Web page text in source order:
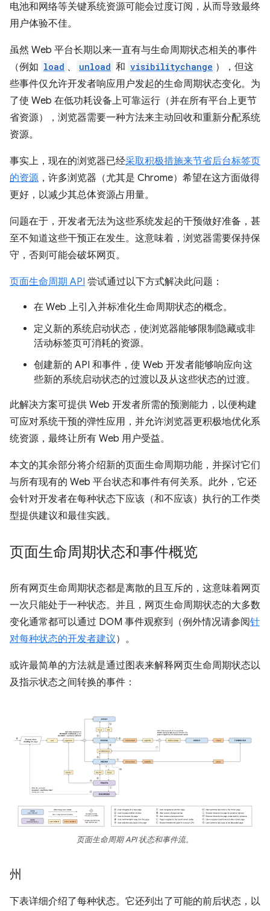
电池和网络等关键系统资源可能会过度订阅，从而导致最终
用户体验不佳。
虽然 Web 平台长期以来一直有与生命周期状态相关的事件
（例如 load 、 unload 和 visibilitychange ），但这
些事件仅允许开发者响应用户发起的生命周期状态变化。为
了使 Web 在低功耗设备上可靠运行（并在所有平台上更节
省资源），浏览器需要一种方法来主动回收和重新分配系统
资源。
事实上，现在的浏览器已经采取积极措施来节省后台标签页
的资源 ，许多浏览器（尤其是 Chrome）希望在这方面做得
更好，以减少其总体资源占用量。
问题在于，开发者无法为这些系统发起的干预做好准备，甚
至不知道这些干预正在发生。这意味着，浏览器需要保持保
守，否则可能会破坏网页。
页面生命周期 API 尝试通过以下方式解决此问题：
在 Web 上引入并标准化生命周期状态的概念。
定义新的系统启动状态，使浏览器能够限制隐藏或非
活动标签页可消耗的资源。
创建新的 API 和事件，使 Web 开发者能够响应向这
些新的系统启动状态的过渡以及从这些状态的过渡。
此解决方案可提供 Web 开发者所需的预测能力，以便构建
可应对系统干预的弹性应用，并允许浏览器更积极地优化系
统资源，最终让所有 Web 用户受益。
本文的其余部分将介绍新的页面生命周期功能，并探讨它们
与所有现有的 Web 平台状态和事件有何关系。此外，它还
会针对开发者在每种状态下应该（和不应该）执行的工作类
型提供建议和最佳实践。
页面生命周期状态和事件概览
所有网页生命周期状态都是离散的且互斥的，这意味着网页
一次只能处于一种状态。并且，网页生命周期状态的大多数
变化通常都可以通过 DOM 事件观察到（例外情况请参阅针
对每种状态的开发者建议）。
或许最简单的方法就是通过图表来解释网页生命周期状态以
及指示状态之间转换的事件：
页面生命周期 API 状态和事件流。
州
下表详细介绍了每种状态。它还列出了可能的前后状态，以